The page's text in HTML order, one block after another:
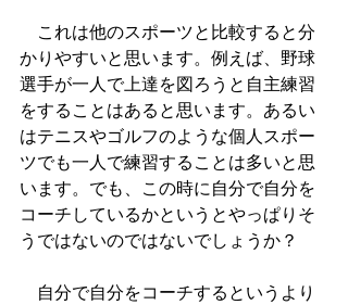
これは他のスポーツと比較すると分
かりやすいと思います。例えば、野球
選手が一人で上達を図ろうと自主練習
をすることはあると思います。あるい
はテニスやゴルフのような個人スポー
ツでも一人で練習することは多いと思
います。でも、この時に自分で自分を
コーチしているかというとやっぱりそ
うではないのではないでしょうか？
自分で自分をコーチするというより